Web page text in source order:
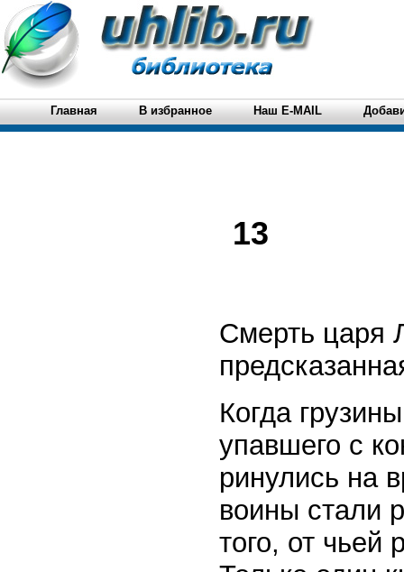
Главная В избранное Наш E-MAIL
13
Смерть царя
Когда
упавшего с
ринулись на
воины стали
того, от чьей